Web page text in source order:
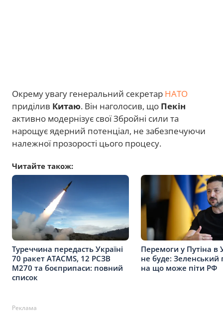
Окрему увагу генеральний секретар НАТО
приділив Китаю. Він наголосив, що Пекін
активно модернізує свої Збройні сили та
нарощує ядерний потенціал, не забезпечуючи
належної прозорості цього процесу.
Читайте також:
Туреччина передасть Україні
70 ракет ATACMS, 12 РСЗВ
M270 та боєприпаси: повний
список
Перемоги у Путіна в
не буде: Зеленський
на що може піти РФ
Реклама